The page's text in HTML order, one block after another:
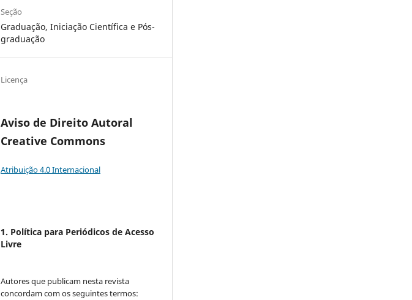
Seção
Graduação, Iniciação Científica e Pós-
graduação
Licença
Aviso de Direito Autoral
Creative Commons
Atribuição 4.0 Internacional
1. Política para Periódicos de Acesso
Livre
Autores que publicam nesta revista
concordam com os seguintes termos: